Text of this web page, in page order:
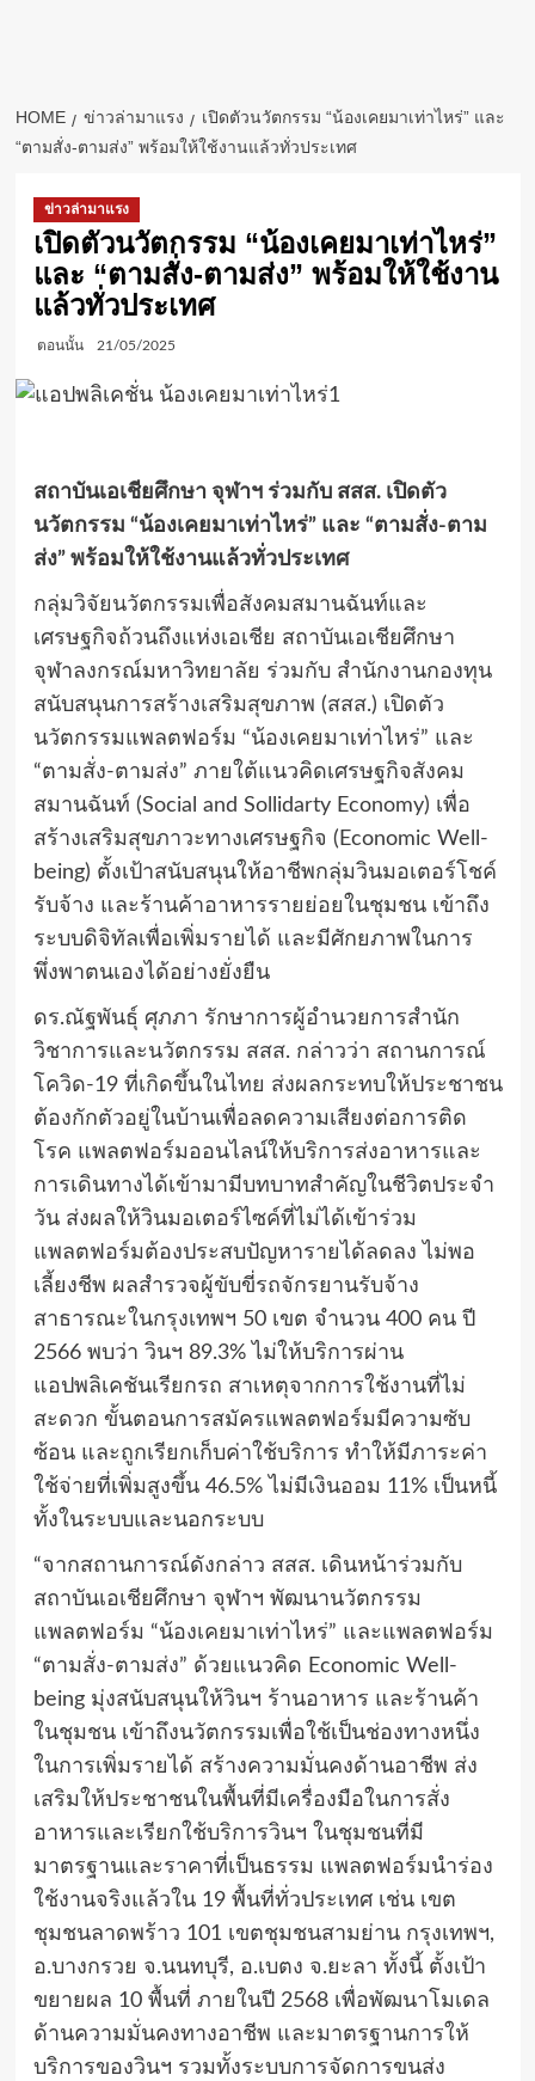
HOME ข่าวล่ามาแรง
เปิดตัวนวัตกรรม “น้องเคยมาเท่าไหร่” และ
“ตามสั่ง-ตามส่ง” พร้อมให้ใช้งานแล้วทั่วประเทศ
ข่าวล่ามาแรง
เปิดตัวนวัตกรรม “น้องเคยมาเท่าไหร่”
และ “ตามสั่ง-ตามส่ง” พร้อมให้ใช้งาน
แล้วทั่วประเทศ
ตอนนั้น 21/05/2025
สถาบันเอเชียศึกษา จุฬาฯ ร่วมกับ สสส. เปิดตัว
นวัตกรรม “น้องเคยมาเท่าไหร่” และ “ตามสั่ง-ตาม
ส่ง” พร้อมให้ใช้งานแล้วทั่วประเทศ
กลุ่มวิจัยนวัตกรรมเพื่อสังคมสมานฉันท์และ
เศรษฐกิจถ้วนถึงแห่งเอเชีย สถาบันเอเชียศึกษา
จุฬาลงกรณ์มหาวิทยาลัย ร่วมกับ สำนักงานกองทุน
สนับสนุนการสร้างเสริมสุขภาพ (สสส.) เปิดตัว
นวัตกรรมแพลตฟอร์ม “น้องเคยมาเท่าไหร่” และ
“ตามสั่ง-ตามส่ง” ภายใต้แนวคิดเศรษฐกิจสังคม
สมานฉันท์ (Social and Sollidarty Economy) เพื่อ
สร้างเสริมสุขภาวะทางเศรษฐกิจ (Economic Well-
being) ตั้งเป้าสนับสนุนให้อาชีพกลุ่มวินมอเตอร์โชค์
รับจ้าง และร้านค้าอาหารรายย่อยในชุมชน เข้าถึง
ระบบดิจิทัลเพื่อเพิ่มรายได้ และมีศักยภาพในการ
พึ่งพาตนเองได้อย่างยั่งยืน
ดร.ณัฐพันธุ์ ศุภภา รักษาการผู้อำนวยการสำนัก
วิชาการและนวัตกรรม สสส. กล่าวว่า สถานการณ์
โควิด-19 ที่เกิดขึ้นในไทย ส่งผลกระทบให้ประชาชน
ต้องกักตัวอยู่ในบ้านเพื่อลดความเสียงต่อการติด
โรค แพลตฟอร์มออนไลน์ให้บริการส่งอาหารและ
การเดินทางได้เข้ามามีบทบาทสำคัญในชีวิตประจำ
วัน ส่งผลให้วินมอเตอร์ไซค์ที่ไม่ได้เข้าร่วม
แพลตฟอร์มต้องประสบปัญหารายได้ลดลง ไม่พอ
เลี้ยงชีพ ผลสำรวจผู้ขับขี่รถจักรยานรับจ้าง
สาธารณะในกรุงเทพฯ 50 เขต จำนวน 400 คน ปี
2566 พบว่า วินฯ 89.3% ไม่ให้บริการผ่าน
แอปพลิเคชันเรียกรถ สาเหตุจากการใช้งานที่ไม่
สะดวก ขั้นตอนการสมัครแพลตฟอร์มมีความซับ
ซ้อน และถูกเรียกเก็บค่าใช้บริการ ทำให้มีภาระค่า
ใช้จ่ายที่เพิ่มสูงขึ้น 46.5% ไม่มีเงินออม 11% เป็นหนี้
ทั้งในระบบและนอกระบบ
“จากสถานการณ์ดังกล่าว สสส. เดินหน้าร่วมกับ
สถาบันเอเชียศึกษา จุฬาฯ พัฒนานวัตกรรม
แพลตฟอร์ม “น้องเคยมาเท่าไหร่” และแพลตฟอร์ม
“ตามสั่ง-ตามส่ง” ด้วยแนวคิด Economic Well-
being มุ่งสนับสนุนให้วินฯ ร้านอาหาร และร้านค้า
ในชุมชน เข้าถึงนวัตกรรมเพื่อใช้เป็นช่องทางหนึ่ง
ในการเพิ่มรายได้ สร้างความมั่นคงด้านอาชีพ ส่ง
เสริมให้ประชาชนในพื้นที่มีเครื่องมือในการสั่ง
อาหารและเรียกใช้บริการวินฯ ในชุมชนที่มี
มาตรฐานและราคาที่เป็นธรรม แพลตฟอร์มนำร่อง
ใช้งานจริงแล้วใน 19 พื้นที่ทั่วประเทศ เช่น เขต
ชุมชนลาดพร้าว 101 เขตชุมชนสามย่าน กรุงเทพฯ,
อ.บางกรวย จ.นนทบุรี, อ.เบตง จ.ยะลา ทั้งนี้ ตั้งเป้า
ขยายผล 10 พื้นที่ ภายในปี 2568 เพื่อพัฒนาโมเดล
ด้านความมั่นคงทางอาชีพ และมาตรฐานการให้
บริการของวินฯ รวมทั้งระบบการจัดการขนส่ง